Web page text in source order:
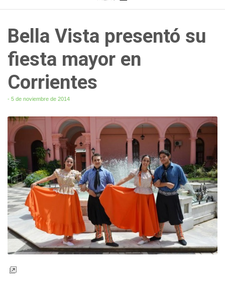
Bella Vista presentó su
fiesta mayor en
Corrientes
- 5 de noviembre de 2014